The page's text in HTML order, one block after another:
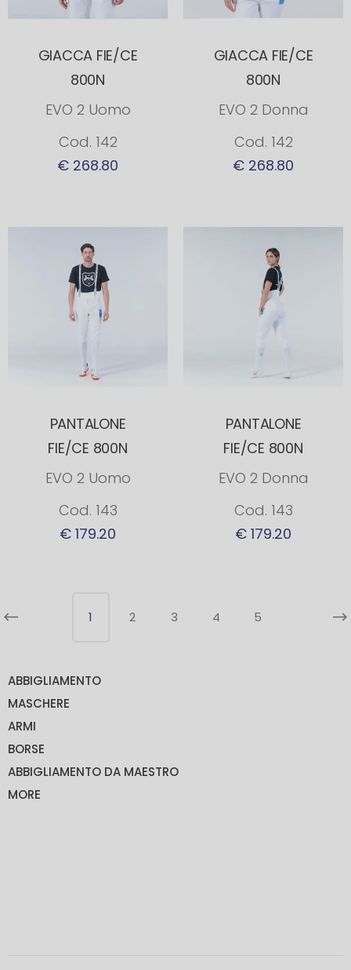
ABBIGLIAMENTO
MASCHERE
ARMI
BORSE
ABBIGLIAMENTO DA MAESTRO
MORE
GIACCA FIE/CE
800N
EVO 2 Uomo
Cod. 142
€ 268.80
GIACCA FIE/CE
800N
EVO 2 Donna
Cod. 142
€ 268.80
PANTALONE
FIE/CE 800N
EVO 2 Uomo
Cod. 143
€ 179.20
PANTALONE
FIE/CE 800N
EVO 2 Donna
Cod. 143
€ 179.20
1 2 3 4 5